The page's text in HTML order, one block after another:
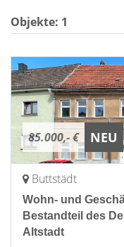
Objekte: 1
85.000,- € NEU
Buttstädt
Wohn- und
Bestandteil des
Altstadt